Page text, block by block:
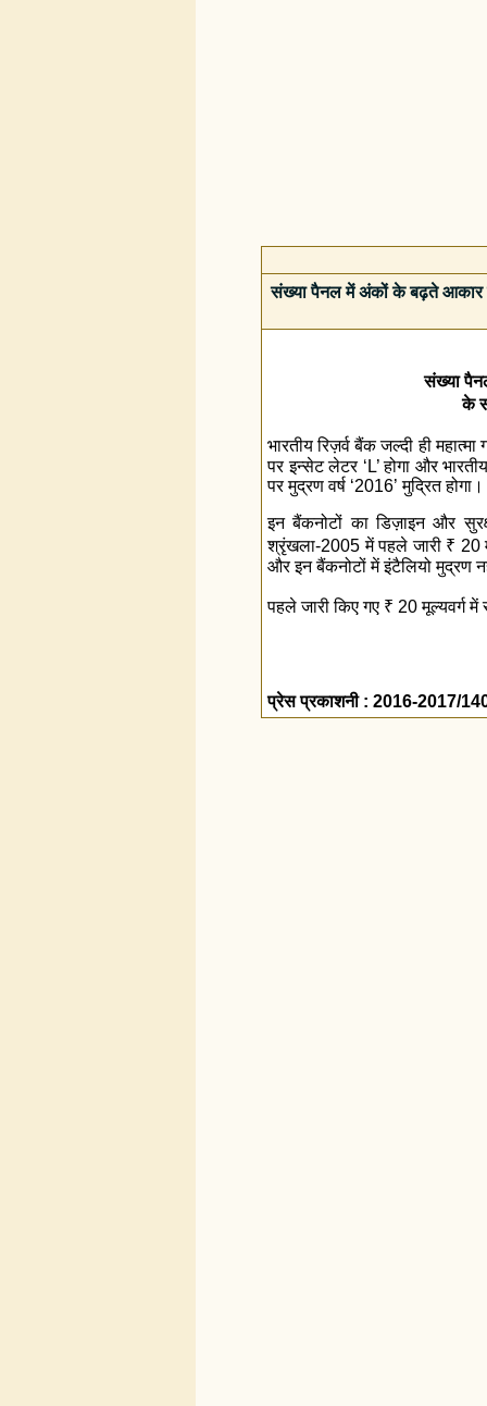
संख्या पैनल में अंकों के बढ़ते आकार
संख्या
के
भारतीय रिज़र्व बैंक जल्दी ही
पर इन्सेट लेटर ‘L’ होगा और
पर मुद्रण वर्ष ‘2016’ मुद्रित होगा।
इन बैंकनोटों का डिज़ाइन और
श्रृंखला-2005 में पहले जारी ₹ 20
और इन बैंकनोटों में इंटैलियो मुद्रण
पहले जारी किए गए ₹ 20 मूल्यवर्ग
प्रेस प्रकाशनी : 2016-2017/